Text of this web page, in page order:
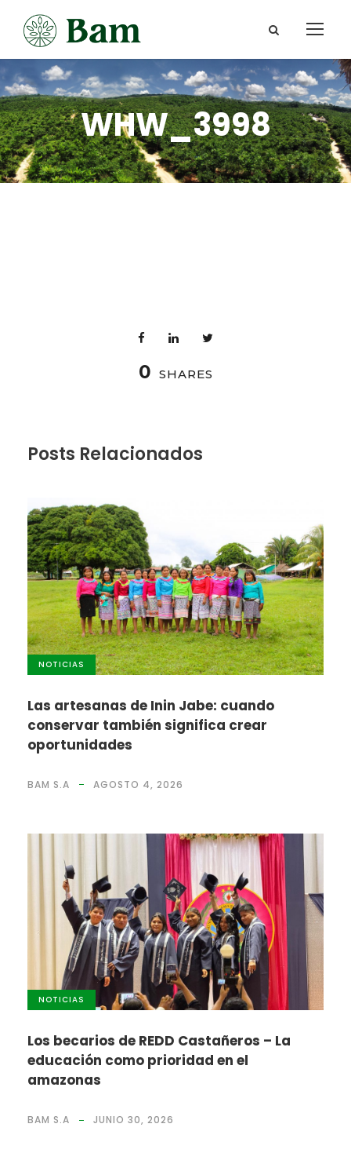
WHW_3998
0 SHARES
Posts Relacionados
NOTICIAS
Las artesanas de Inin Jabe: cuando
conservar también significa crear
oportunidades
BAM S.A AGOSTO 4, 2026
NOTICIAS
Los becarios de REDD Castañeros – La
educación como prioridad en el
amazonas
BAM S.A JUNIO 30, 2026